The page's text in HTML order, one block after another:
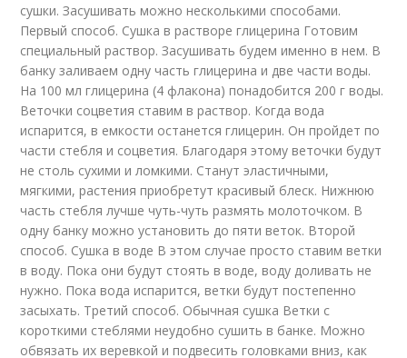
сушки. Засушивать можно несколькими способами.
Первый способ. Сушка в растворе глицерина Готовим
специальный раствор. Засушивать будем именно в нем. В
банку заливаем одну часть глицерина и две части воды.
На 100 мл глицерина (4 флакона) понадобится 200 г воды.
Веточки соцветия ставим в раствор. Когда вода
испарится, в емкости останется глицерин. Он пройдет по
части стебля и соцветия. Благодаря этому веточки будут
не столь сухими и ломкими. Станут эластичными,
мягкими, растения приобретут красивый блеск. Нижнюю
часть стебля лучше чуть-чуть размять молоточком. В
одну банку можно установить до пяти веток. Второй
способ. Сушка в воде В этом случае просто ставим ветки
в воду. Пока они будут стоять в воде, воду доливать не
нужно. Пока вода испарится, ветки будут постепенно
засыхать. Третий способ. Обычная сушка Ветки с
короткими стеблями неудобно сушить в банке. Можно
обвязать их веревкой и подвесить головками вниз, как